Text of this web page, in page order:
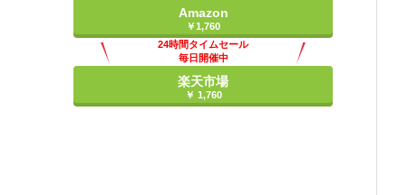
Amazon
￥1,760
24時間タイムセール
毎日開催中
楽天市場
￥ 1,760